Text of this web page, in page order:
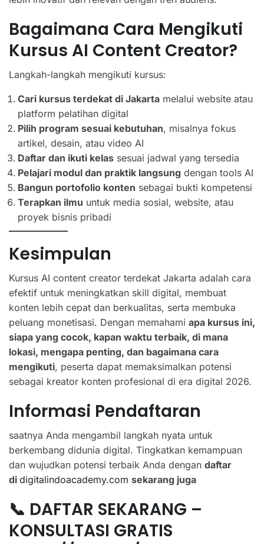
Bagaimana Cara Mengikuti
Kursus AI Content Creator?
Langkah-langkah mengikuti kursus:
Cari kursus terdekat di Jakarta melalui website atau
platform pelatihan digital
Pilih program sesuai kebutuhan, misalnya fokus
artikel, desain, atau video AI
Daftar dan ikuti kelas sesuai jadwal yang tersedia
Pelajari modul dan praktik langsung dengan tools AI
Bangun portofolio konten sebagai bukti kompetensi
Terapkan ilmu untuk media sosial, website, atau
proyek bisnis pribadi
Kesimpulan
Kursus AI content creator terdekat Jakarta adalah cara
efektif untuk meningkatkan skill digital, membuat
konten lebih cepat dan berkualitas, serta membuka
peluang monetisasi. Dengan memahami apa kursus ini,
siapa yang cocok, kapan waktu terbaik, di mana
lokasi, mengapa penting, dan bagaimana cara
mengikuti, peserta dapat memaksimalkan potensi
sebagai kreator konten profesional di era digital 2026.
Informasi Pendaftaran
saatnya Anda mengambil langkah nyata untuk
berkembang didunia digital. Tingkatkan kemampuan
dan wujudkan potensi terbaik Anda dengan daftar
di digitalindoacademy.com sekarang juga
📞 DAFTAR SEKARANG –
KONSULTASI GRATIS